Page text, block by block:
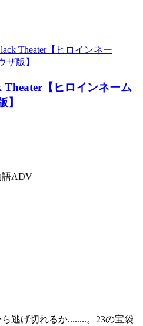
Theater【ヒロインネーム
】
語ADV
逃げ切れるか........。23の宝袋